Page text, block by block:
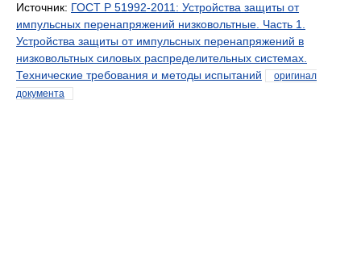
Источник: ГОСТ Р 51992-2011: Устройства защиты от
импульсных перенапряжений низковольтные. Часть 1.
Устройства защиты от импульсных перенапряжений в
низковольтных силовых распределительных системах.
Технические требования и методы испытаний
оригинал
документа